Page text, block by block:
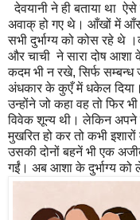
देवयानी ने ही बताया था
अवाक् हो गए थे। आँखों में
सभी दुर्भाग्य को कोस रहे थे
और चाची ने सारा दोष आशा
कदम भी न रखे, सिर्फ सम्बन्ध
अंधकार के कुएँ में धकेल
उन्होंने जो कहा वह तो फिर
विवेक शून्य थी। लेकिन अपने
मुखरित हो कर तो कभी
उसकी दोनों बहनें भी एक
गईं। अब आशा के दुर्भाग्य